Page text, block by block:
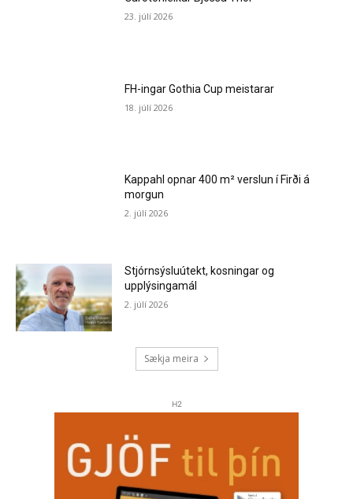
23. júlí 2026
FH-ingar Gothia Cup meistarar
18. júlí 2026
Kappahl opnar 400 m² verslun í Firði á
morgun
2. júlí 2026
Stjórnsýsluútekt, kosningar og
upplýsingamál
2. júlí 2026
Sækja meira
H2